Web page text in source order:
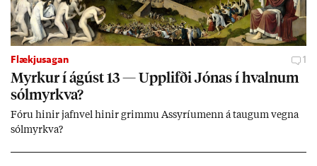
Flækjusagan 1
Myrk­ur í ág­úst 13 — Upp­lifði Jón­as í hvaln­um
sól­myrkva?
Fóru hinir jafn­vel hinir grimmu Ass­yríu­menn á taug­um vegna
sól­myrkva?